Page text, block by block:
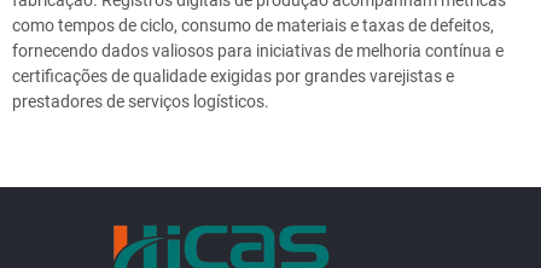
como tempos de ciclo, consumo de materiais e taxas de defeitos,
fornecendo dados valiosos para iniciativas de melhoria contínua e
certificações de qualidade exigidas por grandes varejistas e
prestadores de serviços logísticos.